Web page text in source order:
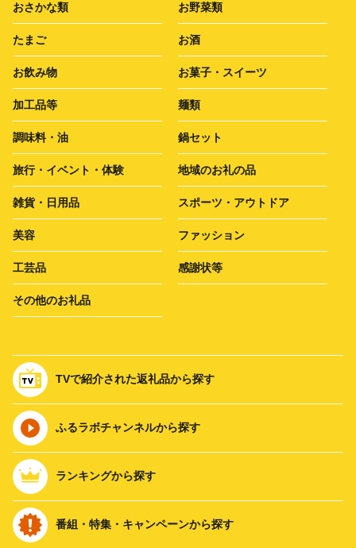
おさかな類 お野菜類
たまご お酒
お飲み物 お菓子・スイーツ
加工品等 麺類
調味料・油 鍋セット
旅行・イベント・体験 地域のお礼の品
雑貨・日用品 スポーツ・アウトドア
美容 ファッション
工芸品 感謝状等
その他のお礼品
TVで紹介された返礼品から探す
ふるラボチャンネルから探す
ランキングから探す
番組・特集・キャンペーンから探す